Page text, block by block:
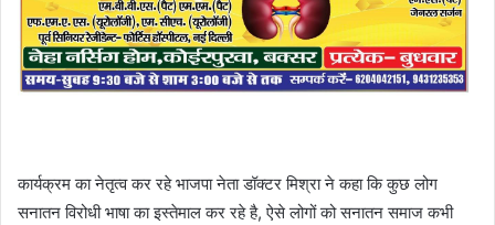
कार्यक्रम का नेतृत्व कर रहे भाजपा नेता डॉक्टर मिश्रा ने कहा कि कुछ लोग
सनातन विरोधी भाषा का इस्तेमाल कर रहे है, ऐसे लोगों को सनातन समाज कभी